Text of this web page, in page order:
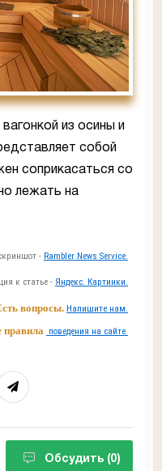
из осины и
собой
соприкасаться со
лежать на
- Rambler News Service.
к статье - Яндекс. Картинки.
вопросы. Напишите нам.
поведения на сайте.
Обсудить (0)